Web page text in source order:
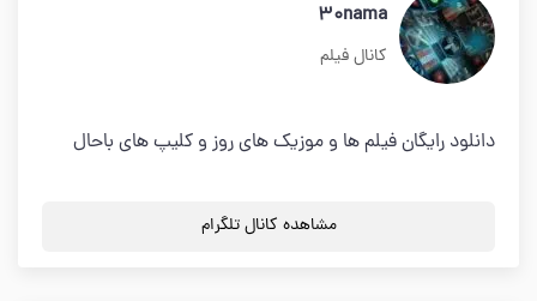
30nama
کانال فیلم
دانلود رایگان فیلم ها و موزیک های روز و کلیپ های باحال
مشاهده کانال تلگرام